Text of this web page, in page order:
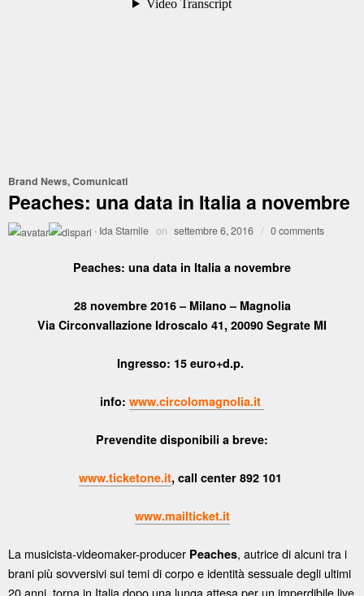
Brand News,Comunicati
Peaches: una data in Italia a novembre
· Ida Stamile on settembre 6, 2016 / 0 comments
Peaches: una data in Italia a novembre
28 novembre 2016 – Milano – Magnolia
Via Circonvallazione Idroscalo 41, 20090 Segrate MI
Ingresso: 15 euro+d.p.
info: www.circolomagnolia.it
Prevendite disponibili a breve:
www.ticketone.it, call center 892 101
www.mailticket.it
La musicista-videomaker-producer Peaches, autrice di alcuni tra i
brani più sovversivi sui temi di corpo e identità sessuale degli ultimi
20 anni, torna in Italia dopo una lunga attesa per un imperdibile live